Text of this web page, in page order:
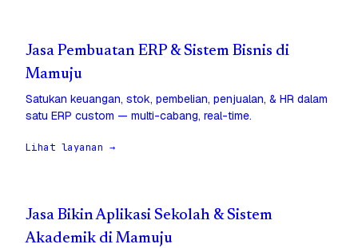
Jasa Pembuatan ERP & Sistem Bisnis di
Mamuju
Satukan keuangan, stok, pembelian, penjualan, & HR dalam
satu ERP custom — multi-cabang, real-time.
Lihat layanan →
Jasa Bikin Aplikasi Sekolah & Sistem
Akademik di Mamuju